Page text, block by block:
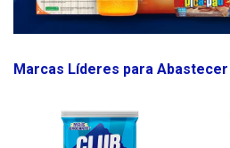
Marcas Líderes para